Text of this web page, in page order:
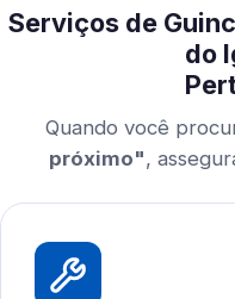
Serviços de
do
Quando você
próximo",